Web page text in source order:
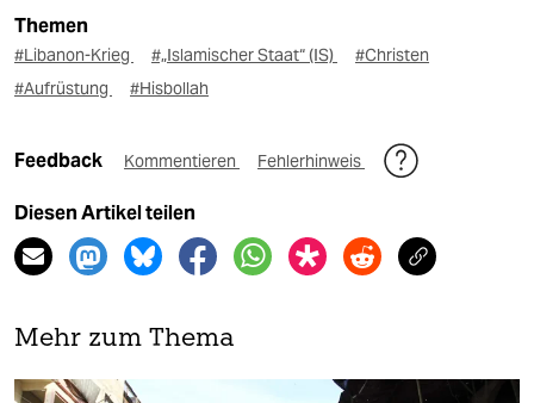
Themen
#Libanon-Krieg #„Islamischer Staat“ (IS)
#Christen
#Aufrüstung
#Hisbollah
Feedback Kommentieren Fehlerhinweis
Diesen Artikel teilen
Mehr zum Thema